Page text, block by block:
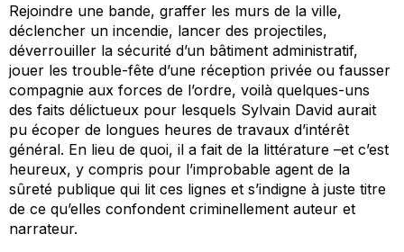
Rejoindre une bande, graffer les murs de la ville,
déclencher un incendie, lancer des projectiles,
déverrouiller la sécurité d’un bâtiment administratif,
jouer les trouble-fête d’une réception privée ou fausser
compagnie aux forces de l’ordre, voilà quelques-uns
des faits délictueux pour lesquels Sylvain David aurait
pu écoper de longues heures de travaux d’intérêt
général. En lieu de quoi, il a fait de la littérature –et c’est
heureux, y compris pour l’improbable agent de la
sûreté publique qui lit ces lignes et s’indigne à juste titre
de ce qu’elles confondent criminellement auteur et
narrateur.